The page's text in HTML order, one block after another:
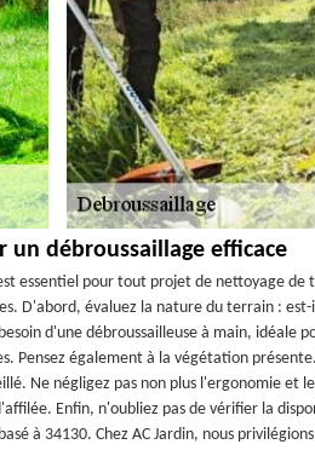
débroussaillage efficace
essentiel pour tout projet de nettoyage de
D'abord, évaluez la nature du terrain :
d'une débroussailleuse à main, idéale
Pensez également à la végétation
Ne négligez pas non plus l'ergonomie et
Enfin, n'oubliez pas de vérifier la
à 34130. Chez AC Jardin, nous